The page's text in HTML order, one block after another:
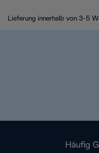
Lieferung innerhalb von 3-5
Häufig